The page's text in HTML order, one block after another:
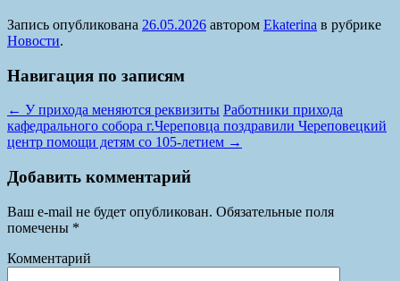
Запись опубликована 26.05.2026 автором Ekaterina в рубрике
Новости.
Навигация по записям
← У прихода меняются реквизиты Работники прихода
кафедрального собора г.Череповца поздравили Череповецкий
центр помощи детям со 105-летием →
Добавить комментарий
Ваш e-mail не будет опубликован. Обязательные поля
помечены *
Комментарий